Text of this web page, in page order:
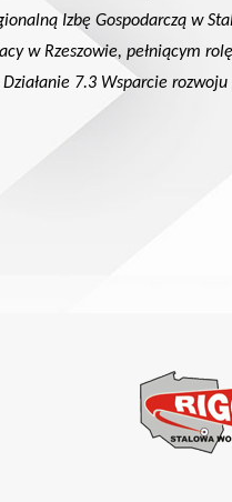
Izbę Gospodarczą w
w Rzeszowie, pełniącym
7.3 Wsparcie